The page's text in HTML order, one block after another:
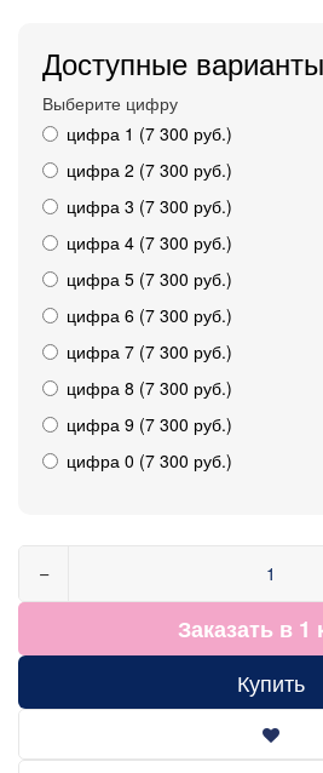
Доступные варианты
Выберите цифру
цифра 1 (7 300 руб.)
цифра 2 (7 300 руб.)
цифра 3 (7 300 руб.)
цифра 4 (7 300 руб.)
цифра 5 (7 300 руб.)
цифра 6 (7 300 руб.)
цифра 7 (7 300 руб.)
цифра 8 (7 300 руб.)
цифра 9 (7 300 руб.)
цифра 0 (7 300 руб.)
−
Заказать в 1
Купить